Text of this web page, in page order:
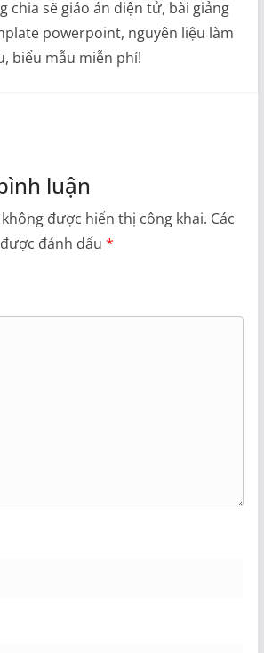
chia sẽ giáo án điện tử, bài giảng
powerpoint, nguyên liệu làm
biểu mẫu miễn phí!
luận
được hiển thị công khai. Các
đánh dấu *